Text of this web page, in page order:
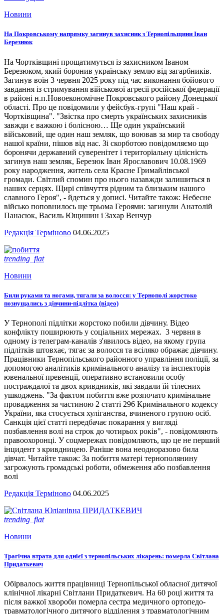
Новини
На Покровському напрямку загинув захисник з Тернопільщини Іван
Березнюк
На Чортківщині прощатимуться із захисником Іваном
Березюком, який боронив українську землю від загарбників.
Загинув воїн 3 червня 2025 року під час виконання бойового
завдання із стримування військової агресії російської федерації
в районі н.п.Новоекономічне Покровського району Донецької
області. Про це повідомили у фейсбук-групі "Наш край -
Чортківщина". "Звістка про смерть українських захисників
завжди є важкою і болісною… Ще один український
військовий, ще один наш земляк, що воював за мир та свободу
нашої країни, пішов від нас. Зі скорботою повідомляємо що
боронячи державний суверенітет і територіальну цілісність
загинув наш земляк, Березюк Іван Ярославович 10.08.1969
року народження, житель села Красне Гримайлівської
громади. Світлий спомин про нього назавжди залишиться в
наших серцях. Щирі співчуття рідним та близьким нашого
славного Героя", - йдеться у дописі. Читайте також: Небесне
військо поповнилось ще трьома Героями: загинули Анатолій
Панасюк, Василь Ющишин і Захар Венчур
Редакція Терміново 04.06.2025
trending_flat
Новини
Били руками та ногами, тягали за волосся: у Тернополі жорстоко
познущались з дівчини-підлітка (відео)
У Тернополі підлітки жорстоко побили дівчину. Відео
конфлікту поширюють у соціальних мережах. 3 червня в
одному із телеграм-каналів з'явилось відео, на якому група
підлітків штовхає, тягає за волосся та всіляко ображає дівчину.
Працівники Тернопільського районного управління поліції, за
допомогою аналітиків кримінального аналізу та інспекторів
ювенальної превенції, оперативно встановили особу
постраждалої та двох кривдників, які завдали їй тілесних
ушкоджень. "За фактом побиття вже розпочато кримінальне
провадження за частиною 2 статті 296 Кримінального кодексу
України, яка стосується хуліганства, вчиненого групою осіб.
Санкція цієї статті передбачає покарання у вигляді
позбавлення волі на строк до чотирьох років", - повідомляють
правоохоронці. У соцмережах повідомляють, що це не перший
інцидент з кривдницею. Раніше вона неодноразово била
дівчат. Читайте також: За побиття матері тернополянину
загрожують громадські роботи, обмеження або позбавлення
волі
Редакція Терміново 04.06.2025
trending_flat
Новини
Трагічна втрата для однієї з тернопільських лікарень: померла Світлана
Придаткевич
Обірвалось життя працівниці Тернопільської обласної дитячої
клінічної лікарні Світлани Придаткевич. На 60 році життя та
після важкої хвороби померла сестра медичного ортопедо-
травматологічного дитячого відділення з травматологічним